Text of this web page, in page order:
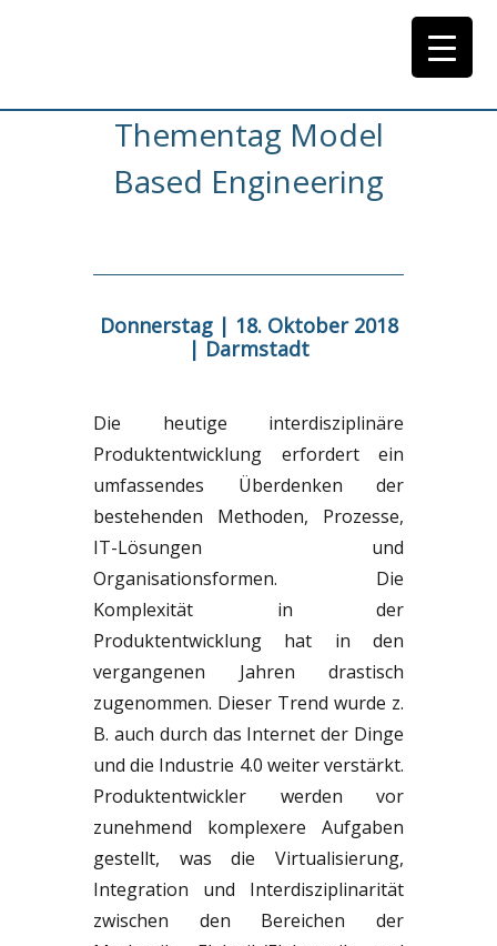
Thementag Model
Based Engineering
Donnerstag | 18. Oktober 2018
| Darmstadt
Die heutige interdisziplinäre
Produktentwicklung erfordert ein
umfassendes Überdenken der
bestehenden Methoden, Prozesse,
IT-Lösungen und
Organisationsformen. Die
Komplexität in der
Produktentwicklung hat in den
vergangenen Jahren drastisch
zugenommen. Dieser Trend wurde z.
B. auch durch das Internet der Dinge
und die Industrie 4.0 weiter verstärkt.
Produktentwickler werden vor
zunehmend komplexere Aufgaben
gestellt, was die Virtualisierung,
Integration und Interdisziplinarität
zwischen den Bereichen der